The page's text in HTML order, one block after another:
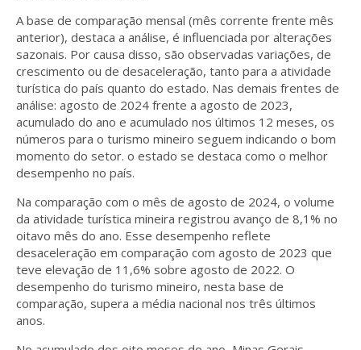
A base de comparação mensal (mês corrente frente mês
anterior), destaca a análise, é influenciada por alterações
sazonais. Por causa disso, são observadas variações, de
crescimento ou de desaceleração, tanto para a atividade
turística do país quanto do estado. Nas demais frentes de
análise: agosto de 2024 frente a agosto de 2023,
acumulado do ano e acumulado nos últimos 12 meses, os
números para o turismo mineiro seguem indicando o bom
momento do setor. o estado se destaca como o melhor
desempenho no país.
Na comparação com o mês de agosto de 2024, o volume
da atividade turística mineira registrou avanço de 8,1% no
oitavo mês do ano. Esse desempenho reflete
desaceleração em comparação com agosto de 2023 que
teve elevação de 11,6% sobre agosto de 2022. O
desempenho do turismo mineiro, nesta base de
comparação, supera a média nacional nos três últimos
anos.